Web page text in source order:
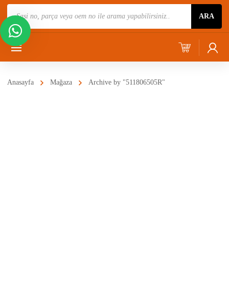
Ara
ARA
Anasayfa Mağaza Archive by "511806505R"